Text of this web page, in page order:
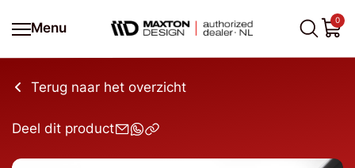
Menu
0
Terug naar het overzicht
Deel dit product